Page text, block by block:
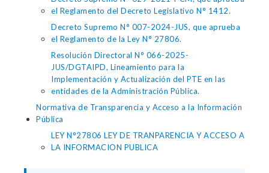
el Reglamento del Decreto Legislativo N° 1412.
Decreto Supremo N° 007-2024-JUS, que aprueba
el Reglamento de la Ley N° 27806.
Resolución Directoral N° 066-2025-
JUS/DGTAIPD, Lineamiento para la
Implementación y Actualización del PTE en las
entidades de la Administración Pública.
Normativa de Transparencia y Acceso a la Información
Pública
LEY N°27806 LEY DE TRANPARENCIA Y ACCESO A
LA INFORMACION PUBLICA